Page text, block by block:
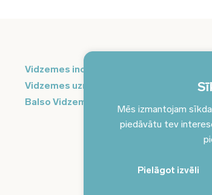
Mēs izmantojam
piedāvātu tev
Pielāgot izvēli
Vidzemes inovāciju nedēļa
Vidzemes uzņēmējdarbības centrs
Balso Vidzeme